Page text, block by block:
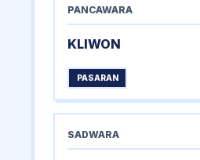
PANCAWARA
KLIWON
PASARAN
SADWARA